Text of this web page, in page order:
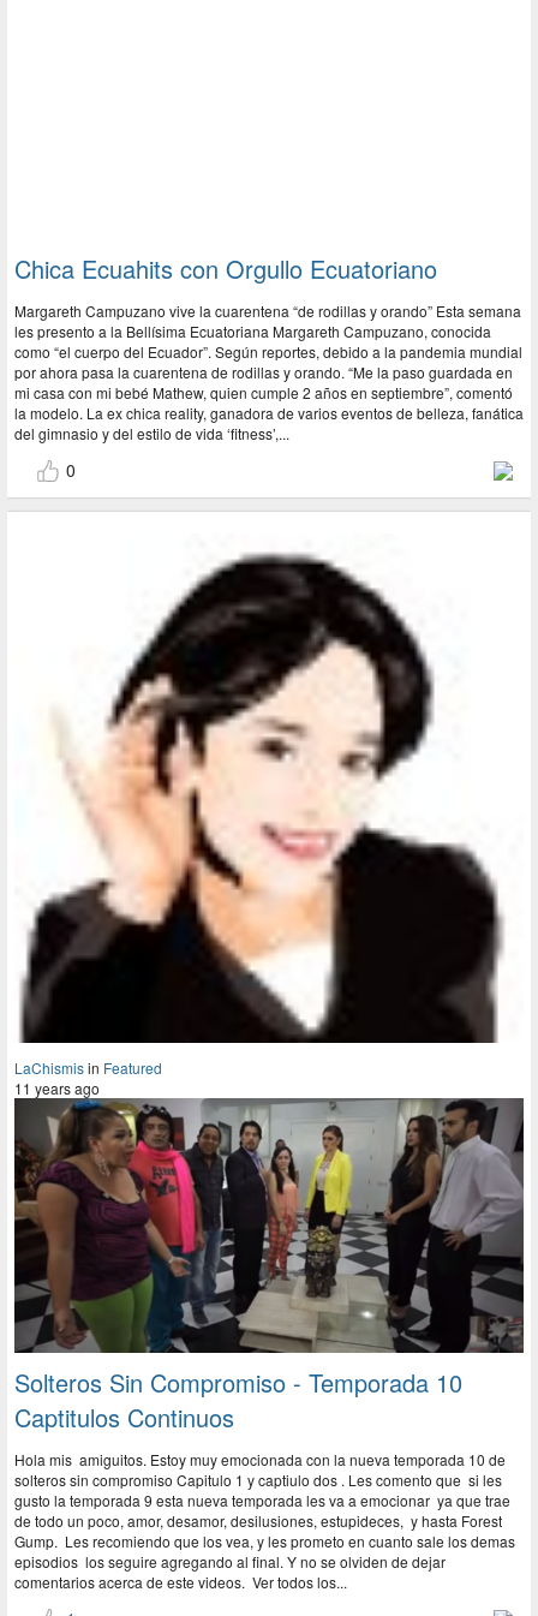
Chica Ecuahits con Orgullo Ecuatoriano
Margareth Campuzano vive la cuarentena “de rodillas y orando” Esta semana
les presento a la Bellísima Ecuatoriana Margareth Campuzano, conocida
como “el cuerpo del Ecuador”. Según reportes, debido a la pandemia mundial
por ahora pasa la cuarentena de rodillas y orando. “Me la paso guardada en
mi casa con mi bebé Mathew, quien cumple 2 años en septiembre”, comentó
la modelo. La ex chica reality, ganadora de varios eventos de belleza, fanática
del gimnasio y del estilo de vida ‘fitness’,...
0
LaChismisin Featured
11 years ago
Solteros Sin Compromiso - Temporada 10
Captitulos Continuos
Hola mis amiguitos. Estoy muy emocionada con la nueva temporada 10 de
solteros sin compromiso Capitulo 1 y captiulo dos . Les comento que si les
gusto la temporada 9 esta nueva temporada les va a emocionar ya que trae
de todo un poco, amor, desamor, desilusiones, estupideces, y hasta Forest
Gump. Les recomiendo que los vea, y les prometo en cuanto sale los demas
episodios los seguire agregando al final. Y no se olviden de dejar
comentarios acerca de este videos. Ver todos los...